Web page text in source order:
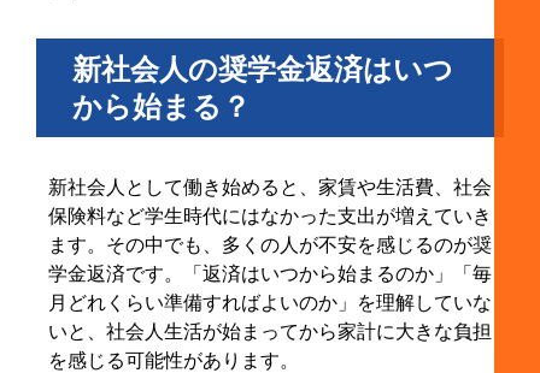
7-1. 減額返還制度とは
7-2. 返還期限猶予制度とは
7-3. 減額返還と返還期限猶予はどちらを選ぶべき
8. 繰り上げ返済は新社会人にも必要？
8-1. 第二種奨学金なら利息軽減効果がある
8-2. 生活防衛資金を先に確保する
8-3. 繰り上げ返済より高金利の借金返済を優先す
る
新社会人の奨学金返済はいつ
から始まる？
新社会人として働き始めると、家賃や生活費、社会
保険料など学生時代にはなかった支出が増えていき
ます。その中でも、多くの人が不安を感じるのが奨
学金返済です。「返済はいつから始まるのか」「毎
月どれくらい準備すればよいのか」を理解していな
いと、社会人生活が始まってから家計に大きな負担
を感じる可能性があります。